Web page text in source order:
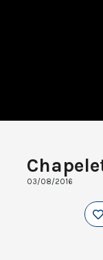
03/08/2016